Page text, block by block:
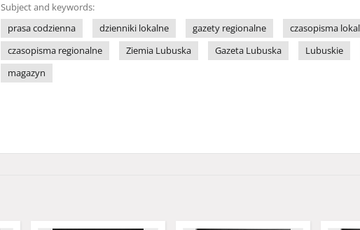
Subject and keywords:
prasa codzienna
dzienniki lokalne gazety regionalne czasopisma
czasopisma regionalne
Ziemia Lubuska Gazeta Lubuska Lubuskie
magazyn